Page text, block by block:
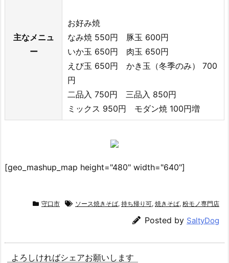
主なメニュ
ー
お好み焼
なみ焼 550円 豚玉 600円
いか玉 650円 肉玉 650円
えび玉 650円 かき玉（冬季のみ） 700
円
二品入 750円 三品入 850円
ミックス 950円 モダン焼 100円増
[geo_mashup_map height="480" width="640"]
守口市 ソース焼きそば, 持ち帰り可, 焼きそば, 粉モノ専門店
Posted by SaltyDog
よろしければシェアお願いします